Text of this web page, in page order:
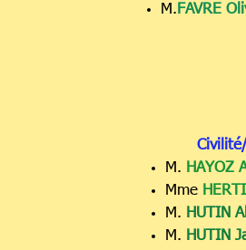
M. FAVRE
M. HAYOZ
Mme
M. HUTIN
M. HUTIN